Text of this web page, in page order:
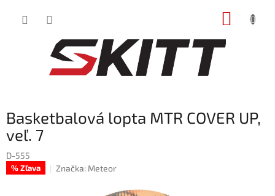
Basketbalová lopta MTR COVER UP,
veľ. 7
D-555
% Zľava Značka: Meteor